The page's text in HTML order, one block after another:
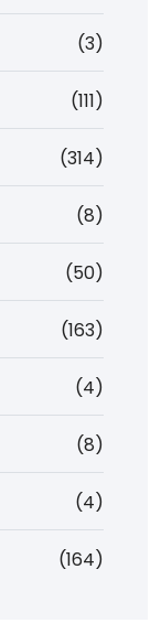
(3)
(111)
(314)
(8)
(50)
(163)
(4)
(8)
(4)
(164)